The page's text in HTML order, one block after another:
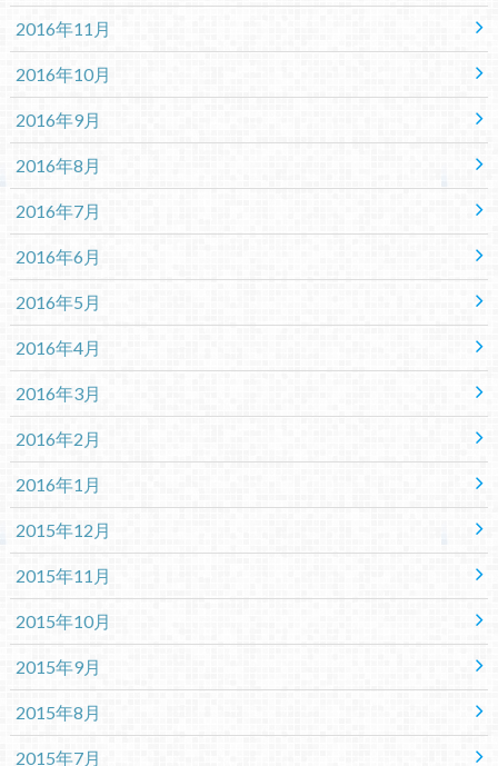
2016年11月
2016年10月
2016年9月
2016年8月
2016年7月
2016年6月
2016年5月
2016年4月
2016年3月
2016年2月
2016年1月
2015年12月
2015年11月
2015年10月
2015年9月
2015年8月
2015年7月